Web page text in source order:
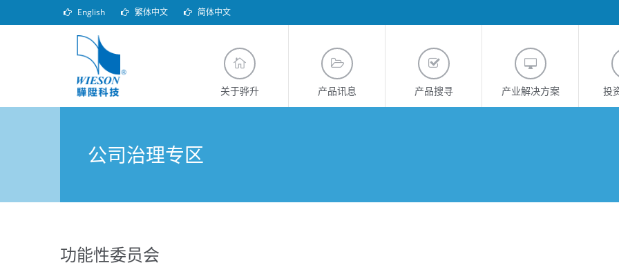
English 繁体中文 简体中文
关于骅升 产品讯息 产品搜寻 产业解决方案 投
公司治理专区
功能性委员会